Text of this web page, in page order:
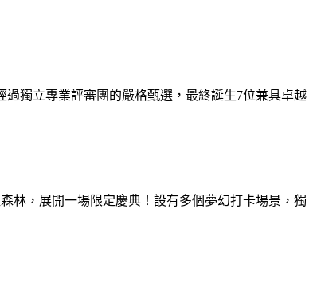
獨立專業評審團的嚴格甄選，最終誕生7位兼具卓越
林，展開一場限定慶典！設有多個夢幻打卡場景，獨